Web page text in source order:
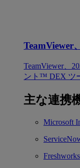
TeamViewer
TeamViewer、
ント™ DEX ツ
主な連携
Microsoft
Freshworks